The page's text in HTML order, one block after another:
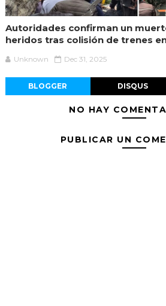
Autoridades confirman un
heridos tras colisión de trenes
Unknown Dec 31, 2025
BLOGGER DISQUS
NO HAY
PUBLICAR UN